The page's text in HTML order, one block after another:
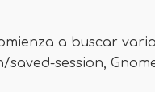
a buscar
session,